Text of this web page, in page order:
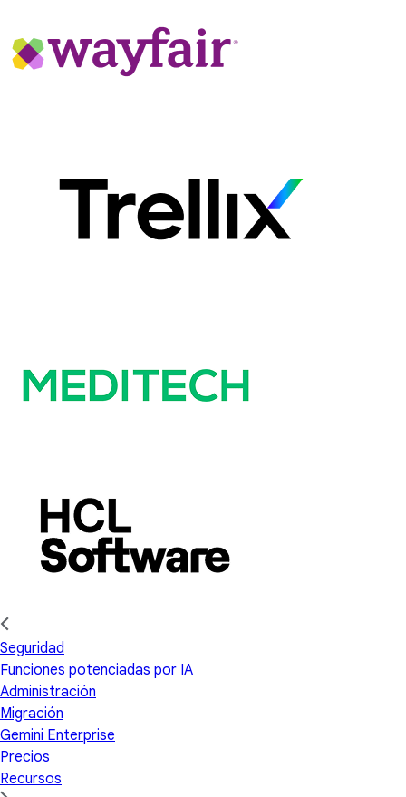
Seguridad
Funciones potenciadas por IA
Administración
Migración
Gemini Enterprise
Precios
Recursos